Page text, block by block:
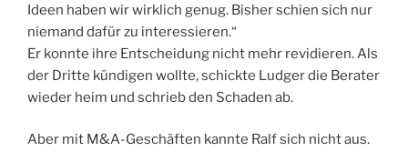
Ideen haben wir wirklich genug. Bisher schien sich nur
niemand dafür zu interessieren.“
Er konnte ihre Entscheidung nicht mehr revidieren. Als
der Dritte kündigen wollte, schickte Ludger die Berater
wieder heim und schrieb den Schaden ab.
Aber mit M&A-Geschäften kannte Ralf sich nicht aus.